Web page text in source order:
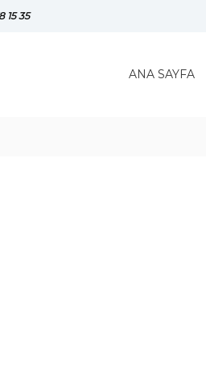
15 35
ANA SAYFA